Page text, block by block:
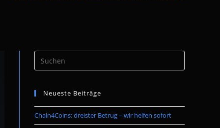
umschalten
Escape
the
Neueste Beiträge
Chain4Coins: dreister Betrug – wir helfen sofort